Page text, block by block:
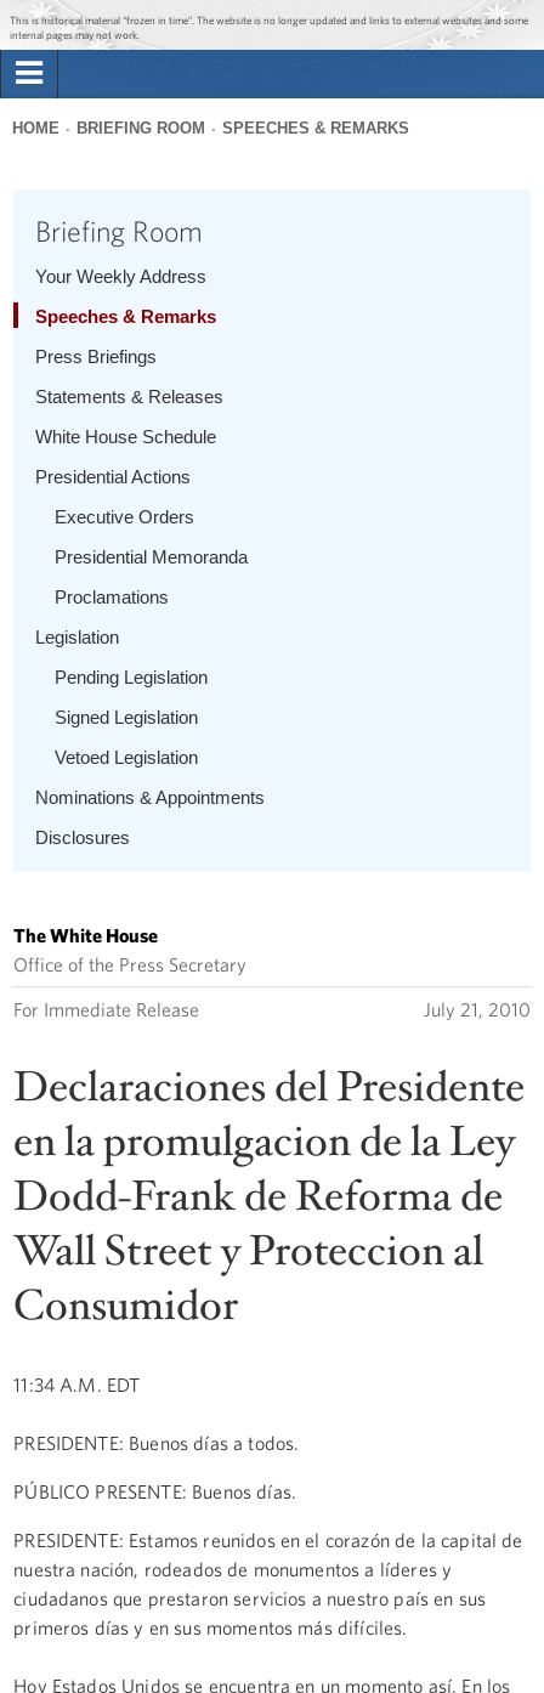
Jump to main content
Jump to navigation
This is historical material “frozen in time”. The website is no longer updated and links to external websites and some
internal pages may not work.
Briefing Room
1600 Penn
here
HOME BRIEFING ROOM SPEECHES & REMARKS
Briefing Room
Your Weekly Address
Speeches & Remarks
Press Briefings
Statements & Releases
White House Schedule
Presidential Actions
Executive Orders
Presidential Memoranda
Proclamations
Legislation
Pending Legislation
Signed Legislation
Vetoed Legislation
Nominations & Appointments
Disclosures
The White House
Office of the Press Secretary
For Immediate Release July 21, 2010
Declaraciones del Presidente
en la promulgacion de la Ley
Dodd-Frank de Reforma de
Wall Street y Proteccion al
Consumidor
11:34 A.M. EDT
PRESIDENTE: Buenos días a todos.
PÚBLICO PRESENTE: Buenos días.
PRESIDENTE: Estamos reunidos en el corazón de la capital de
nuestra nación, rodeados de monumentos a líderes y
ciudadanos que prestaron servicios a nuestro país en sus
primeros días y en sus momentos más difíciles.
Hoy Estados Unidos se encuentra en un momento así. En los